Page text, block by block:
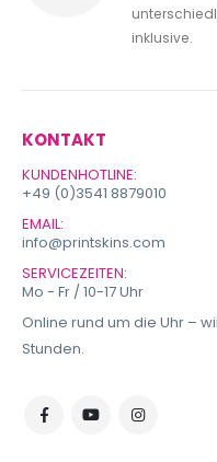
inklusive.
KONTAKT
KUNDENHOTLINE:
+49 (0)3541 8879010
EMAIL:
info@printskins.com
SERVICEZEITEN:
Mo - Fr / 10-17 Uhr
Online rund um die Uhr –
Stunden.